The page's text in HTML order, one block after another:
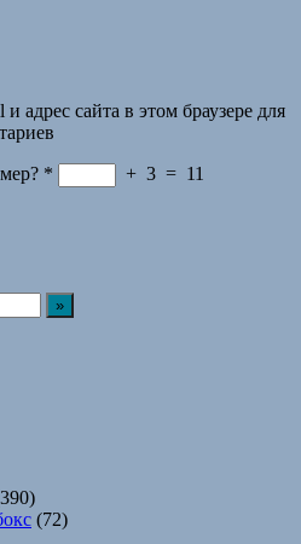
адрес сайта в этом браузере для
* + 3 = 11
(72)